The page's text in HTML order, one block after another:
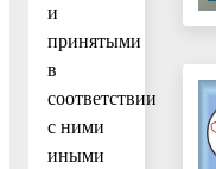
и
принятыми
в
соответствии
с ними
иными